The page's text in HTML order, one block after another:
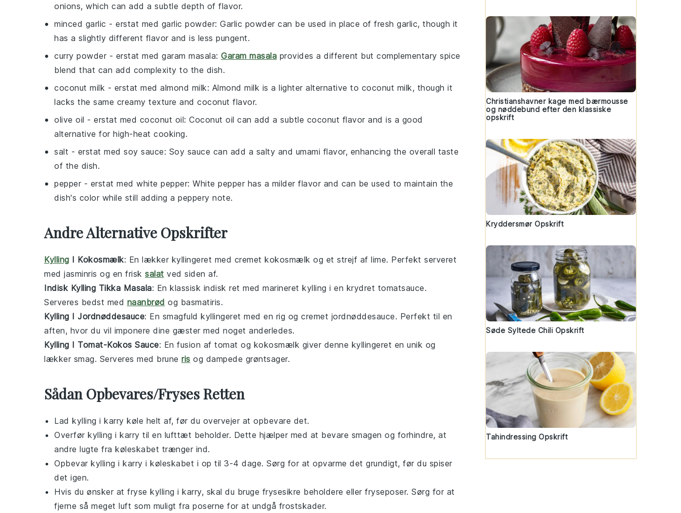
onions, which can add a subtle depth of flavor.
minced garlic - erstat med garlic powder: Garlic powder can be used in place of fresh garlic, though it
has a slightly different flavor and is less pungent.
curry powder - erstat med garam masala: Garam masala provides a different but complementary spice
blend that can add complexity to the dish.
coconut milk - erstat med almond milk: Almond milk is a lighter alternative to coconut milk, though it
lacks the same creamy texture and coconut flavor.
olive oil - erstat med coconut oil: Coconut oil can add a subtle coconut flavor and is a good
alternative for high-heat cooking.
salt - erstat med soy sauce: Soy sauce can add a salty and umami flavor, enhancing the overall taste
of the dish.
pepper - erstat med white pepper: White pepper has a milder flavor and can be used to maintain the
dish's color while still adding a peppery note.
Andre Alternative Opskrifter
Kylling I Kokosmælk: En lækker kyllingeret med cremet kokosmælk og et strejf af lime. Perfekt serveret
med jasminris og en frisk salat ved siden af.
Indisk Kylling Tikka Masala: En klassisk indisk ret med marineret kylling i en krydret tomatsauce.
Serveres bedst med naanbrød og basmatiris.
Kylling I Jordnøddesauce: En smagfuld kyllingeret med en rig og cremet jordnøddesauce. Perfekt til en
aften, hvor du vil imponere dine gæster med noget anderledes.
Kylling I Tomat-Kokos Sauce: En fusion af tomat og kokosmælk giver denne kyllingeret en unik og
lækker smag. Serveres med brune ris og dampede grøntsager.
Sådan Opbevares/Fryses Retten
Lad kylling i karry køle helt af, før du overvejer at opbevare det.
Overfør kylling i karry til en lufttæt beholder. Dette hjælper med at bevare smagen og forhindre, at
andre lugte fra køleskabet trænger ind.
Opbevar kylling i karry i køleskabet i op til 3-4 dage. Sørg for at opvarme det grundigt, før du spiser
det igen.
Hvis du ønsker at fryse kylling i karry, skal du bruge frysesikre beholdere eller fryseposer. Sørg for at
fjerne så meget luft som muligt fra poserne for at undgå frostskader.
Christianshavner kage med bærmousse
og nøddebund efter den klassiske
opskrift
Kryddersmør Opskrift
Søde Syltede Chili Opskrift
Tahindressing Opskrift